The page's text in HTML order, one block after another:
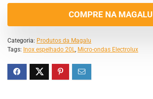
COMPRE NA MAGALU
Categoria: Produtos da Magalu
Tags: Inox espelhado 20L, Micro-ondas Electrolux